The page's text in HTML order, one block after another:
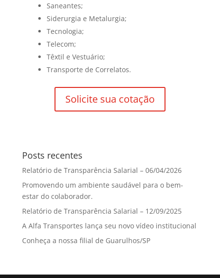
Saneantes;
Siderurgia e Metalurgia;
Tecnologia;
Telecom;
Têxtil e Vestuário;
Transporte de Correlatos.
Solicite sua cotação
Posts recentes
Relatório de Transparência Salarial – 06/04/2026
Promovendo um ambiente saudável para o bem-
estar do colaborador.
Relatório de Transparência Salarial – 12/09/2025
A Alfa Transportes lança seu novo vídeo institucional
Conheça a nossa filial de Guarulhos/SP